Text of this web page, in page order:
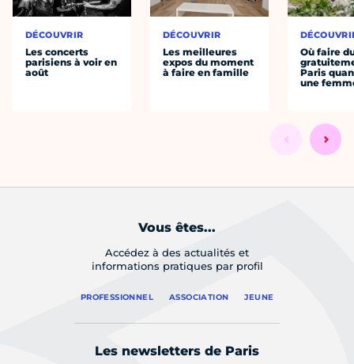
DÉCOUVRIR
Les concerts
parisiens à voir en
août
DÉCOUVRIR
Les meilleures
expos du moment
à faire en famille
Où faire
Paris
une
Vous êtes...
Accédez à des actualités et
informations pratiques par profil
PROFESSIONNEL ASSOCIATION JEUNE
Les newsletters de Paris